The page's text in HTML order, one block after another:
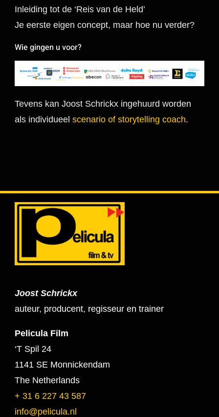
Inleiding tot de ‘Reis van de Held’
Je eerste eigen concept, maar hoe nu verder?
Wie gingen u voor?
Tevens kan Joost Schrickx ingehuurd worden
als individueel scenario of storytelling coach.
Joost Schrickx
auteur, producent, regisseur en trainer
Pelicula Film
‘T Spil 24
1141 SE Monnickendam
The Netherlands
+ 31 6 227 43 587
info@pelicula.nl